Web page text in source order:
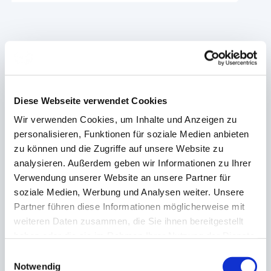
Diese Webseite verwendet Cookies
Wir verwenden Cookies, um Inhalte und Anzeigen zu
personalisieren, Funktionen für soziale Medien anbieten
zu können und die Zugriffe auf unsere Website zu
analysieren. Außerdem geben wir Informationen zu Ihrer
Verwendung unserer Website an unsere Partner für
soziale Medien, Werbung und Analysen weiter. Unsere
Partner führen diese Informationen möglicherweise mit
weiteren Daten zusammen, die Sie ihnen bereitgestellt
Notwendig
In der dualen Ausbildung bilden
die 3 Lernorte
Ausbildungsbetrieb,
überbetriebliche
Lehrlingsunterweisung (ÜLU)
und Berufsschule ein
unschlagbares Team. Während
im Betrieb und der ÜLU die
praktische Arbeit ausgebildet